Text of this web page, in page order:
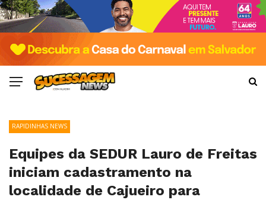
RAPIDINHAS NEWS
Equipes da SEDUR Lauro de Freitas
iniciam cadastramento na
localidade de Cajueiro para